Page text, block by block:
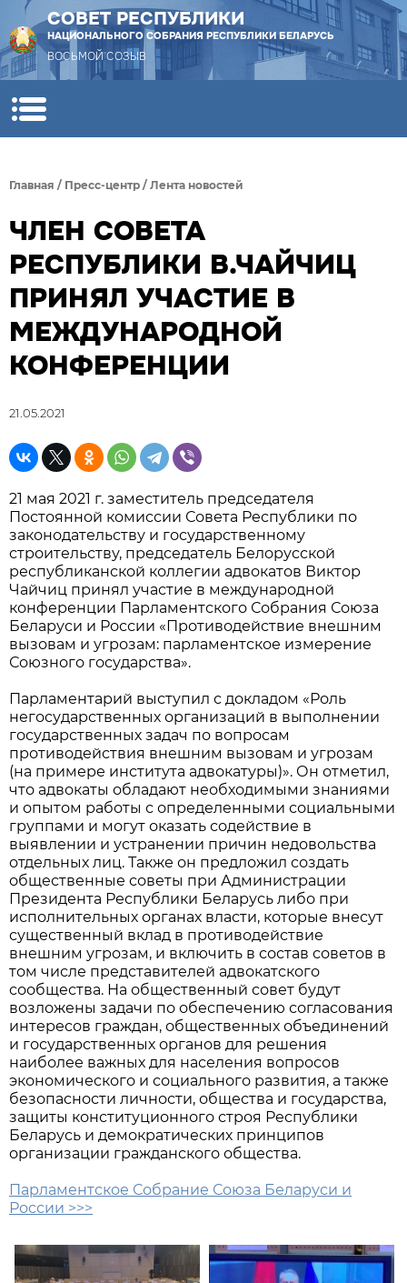
СОВЕТ РЕСПУБЛИКИ
НАЦИОНАЛЬНОГО СОБРАНИЯ РЕСПУБЛИКИ БЕЛАРУСЬ
ВОСЬМОЙ СОЗЫВ
Главная / Пресс-центр / Лента новостей
ЧЛЕН СОВЕТА
РЕСПУБЛИКИ В.ЧАЙЧИЦ
ПРИНЯЛ УЧАСТИЕ В
МЕЖДУНАРОДНОЙ
КОНФЕРЕНЦИИ
21.05.2021
21 мая 2021 г. заместитель председателя
Постоянной комиссии Совета Республики по
законодательству и государственному
строительству, председатель Белорусской
республиканской коллегии адвокатов Виктор
Чайчиц принял участие в международной
конференции Парламентского Собрания Союза
Беларуси и России «Противодействие внешним
вызовам и угрозам: парламентское измерение
Союзного государства».
Парламентарий выступил с докладом «Роль
негосударственных организаций в выполнении
государственных задач по вопросам
противодействия внешним вызовам и угрозам
(на примере института адвокатуры)». Он отметил,
что адвокаты обладают необходимыми знаниями
и опытом работы с определенными социальными
группами и могут оказать содействие в
выявлении и устранении причин недовольства
отдельных лиц. Также он предложил создать
общественные советы при Администрации
Президента Республики Беларусь либо при
исполнительных органах власти, которые внесут
существенный вклад в противодействие
внешним угрозам, и включить в состав советов в
том числе представителей адвокатского
сообщества. На общественный совет будут
возложены задачи по обеспечению согласования
интересов граждан, общественных объединений
и государственных органов для решения
наиболее важных для населения вопросов
экономического и социального развития, а также
безопасности личности, общества и государства,
защиты конституционного строя Республики
Беларусь и демократических принципов
организации гражданского общества.
Парламентское Собрание Союза Беларуси и
России >>>